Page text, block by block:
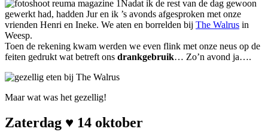
Nadat ik de rest van de dag gewoon
gewerkt had, hadden Jur en ik ’s avonds afgesproken met onze
vrienden Henri en Ineke. We aten en borrelden bij The Walrus in
Weesp.
Toen de rekening kwam werden we even flink met onze neus op de
feiten gedrukt wat betreft ons drankgebruik… Zo’n avond ja….
Maar wat was het gezellig!
Zaterdag ♥ 14 oktober